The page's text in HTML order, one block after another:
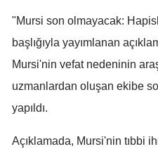
"Mursi son olmayacak:
başlığıyla yayımlanan
Mursi'nin vefat nedeninin
uzmanlardan oluşan ekibe
yapıldı.
Açıklamada, Mursi'nin tıbbi